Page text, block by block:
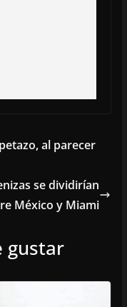
al parecer
se dividirían
México y Miami
gustar